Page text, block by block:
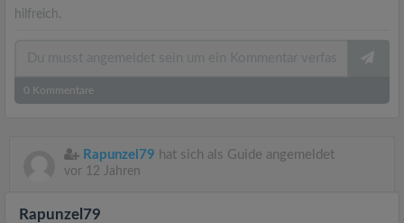
hilfreich.
0 Kommentare
Rapunzel79 hat sich als Guide angemeldet
vor 12 Jahren
Rapunzel79